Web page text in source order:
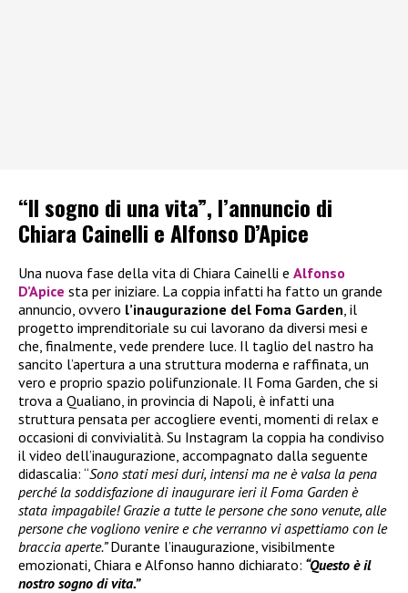
“Il sogno di una vita”, l’annuncio di
Chiara Cainelli e Alfonso D’Apice
Una nuova fase della vita di Chiara Cainelli e Alfonso
D’Apice sta per iniziare. La coppia infatti ha fatto un grande
annuncio, ovvero l’inaugurazione del Foma Garden , il
progetto imprenditoriale su cui lavorano da diversi mesi e
che, finalmente, vede prendere luce. Il taglio del nastro ha
sancito l’apertura a una struttura moderna e raffinata, un
vero e proprio spazio polifunzionale. Il Foma Garden, che si
trova a Qualiano, in provincia di Napoli, è infatti una
struttura pensata per accogliere eventi, momenti di relax e
occasioni di convivialità. Su Instagram la coppia ha condiviso
il video dell’inaugurazione, accompagnato dalla seguente
didascalia: “Sono stati mesi duri, intensi ma ne è valsa la pena
perché la soddisfazione di inaugurare ieri il Foma Garden è
stata impagabile! Grazie a tutte le persone che sono venute, alle
persone che vogliono venire e che verranno vi aspettiamo con le
braccia aperte.”Durante l’inaugurazione, visibilmente
emozionati, Chiara e Alfonso hanno dichiarato: “Questo è il
nostro sogno di vita.”